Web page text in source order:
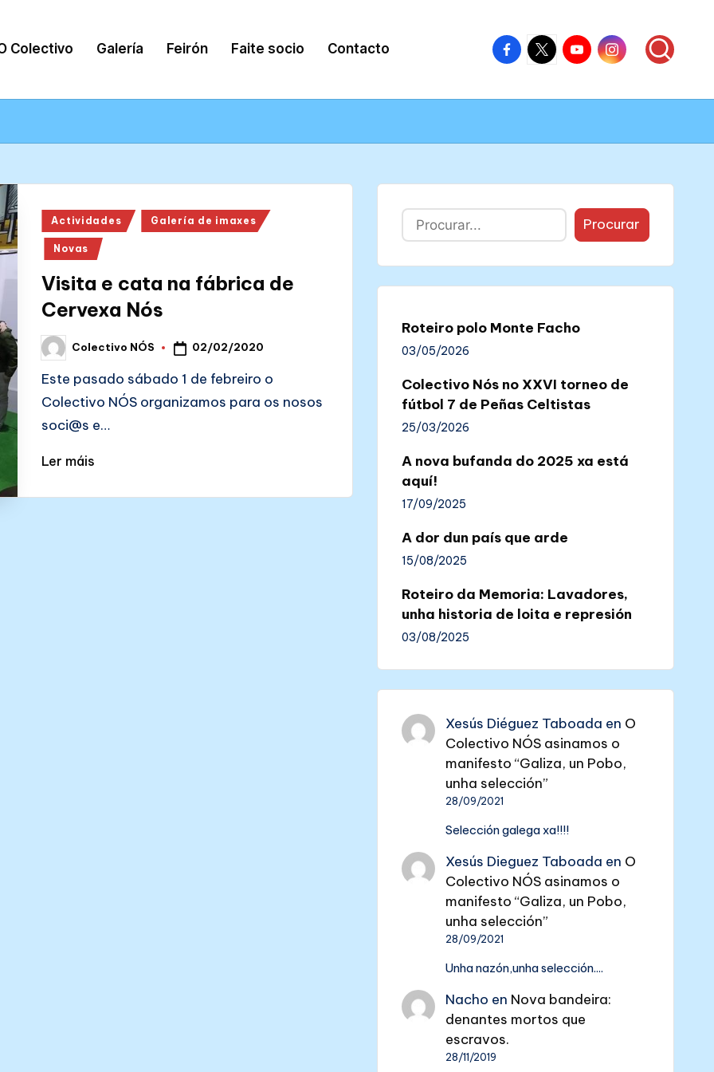
Colectivo Galería Feirón Faite socio Contacto
Facebook
–
Nós
X
–
Nós
Youtube
–
Nós
Instagram
–
Nós
Posted
in
Actividades Galería de imaxes
Novas
Visita e cata na fábrica de
Cervexa Nós
Posted
by
Colectivo NÓS 02/02/2020
Este pasado sábado 1 de febreiro o
Colectivo NÓS organizamos para os nosos
soci@s e…
Ler máis
Buscar Procurar
Roteiro polo Monte Facho
03/05/2026
Colectivo Nós no XXVI torneo de
fútbol 7 de Peñas Celtistas
25/03/2026
A nova bufanda do 2025 xa está
aquí!
17/09/2025
A dor dun país que arde
15/08/2025
Roteiro da Memoria: Lavadores,
unha historia de loita e represión
03/08/2025
Xesús Diéguez Taboada en O
Colectivo NÓS asinamos o
manifesto “Galiza, un Pobo,
unha selección”
28/09/2021
Selección galega xa!!!!
Xesús Dieguez Taboada en O
Colectivo NÓS asinamos o
manifesto “Galiza, un Pobo,
unha selección”
28/09/2021
Unha nazón,unha selección....
Nacho en Nova bandeira:
denantes mortos que
escravos.
28/11/2019